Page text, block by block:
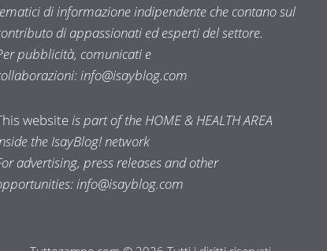
di informazione indipendente che contano sul
di appassionati ed esperti del settore.
pubblicità, comunicati e
info@isayblog.com
websiteis part of the HOME & HEALTH AREA
the IsayBlog! network
advertising, press releases and other
info@isayblog.com